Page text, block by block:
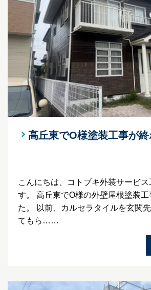
高丘東でO様塗装工事が終
こんにちは、コトブキ外装サービ
す。 高丘東でO様の外壁屋根塗装
た。 以前、カルセラタイルを玄関
てもら……